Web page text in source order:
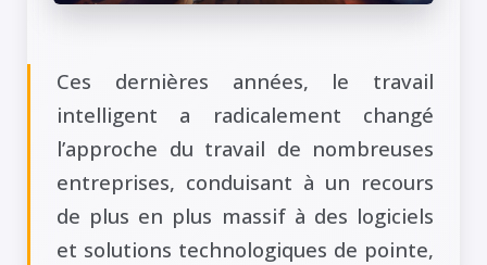
Ces dernières années, le travail
intelligent a radicalement changé
l’approche du travail de nombreuses
entreprises, conduisant à un recours
de plus en plus massif à des logiciels
et solutions technologiques de pointe,